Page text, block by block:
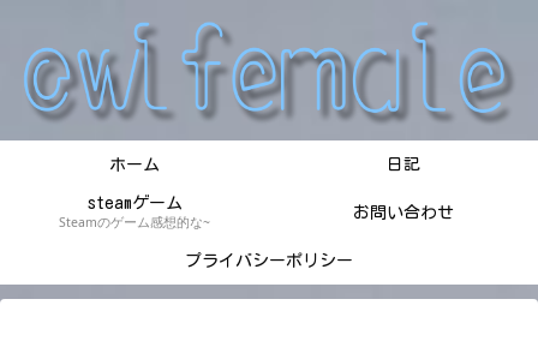
ホーム 日記
steamゲーム
Steamのゲーム感想的な~
お問い合わせ
プライバシーポリシー